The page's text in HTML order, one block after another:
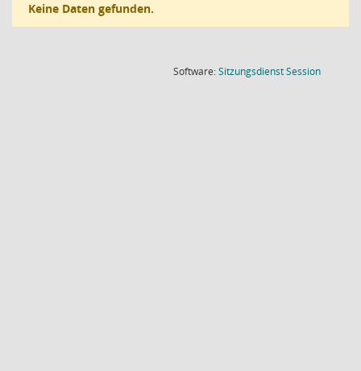
Keine Daten gefunden.
Software:SitzungsdienstSession(Wird in